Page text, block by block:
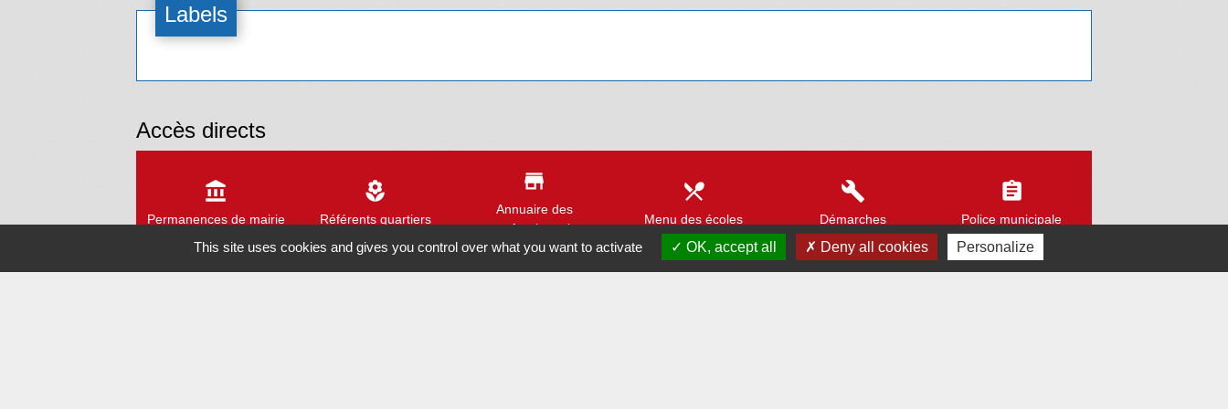
Labels
Accès directs
account_balance
Permanences de mairie
local_florist
Référents quartiers
store
Annuaire des
professionnels
local_dining
Menu des écoles
build
Démarches
assignment
Police municipale
This site uses cookies and gives you control over what you want to activate OK, accept all Deny all cookies Personalize